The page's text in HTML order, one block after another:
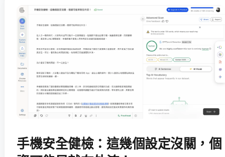
手機安全健檢：這幾個設定沒關，個